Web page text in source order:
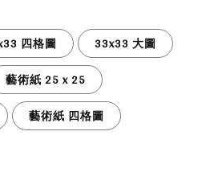
四格圖
33x33 大圖
藝術紙 25 x 25
藝術紙 四格圖